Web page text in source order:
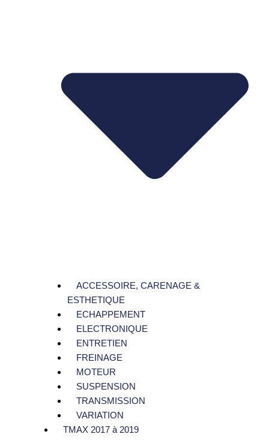
ACCESSOIRE, CARENAGE &
ESTHETIQUE
ECHAPPEMENT
ELECTRONIQUE
ENTRETIEN
FREINAGE
MOTEUR
SUSPENSION
TRANSMISSION
VARIATION
TMAX 2017 à 2019